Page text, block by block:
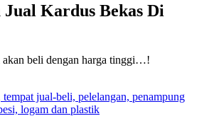
Kardus Bekas Di
beli dengan harga tinggi…!